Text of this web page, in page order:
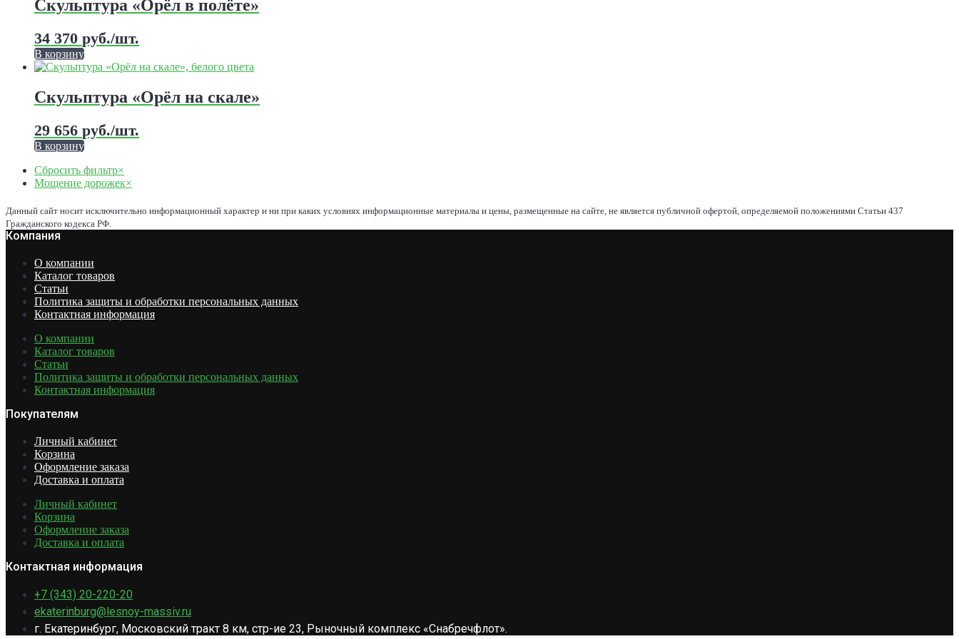
товара.
несколько
Опции
можно
выбрать
странице
товара.
Скульптура «Орёл в полёте»
34 370 руб./шт.
В корзину
Этот
имеет
несколько
Опции
можно
выбрать
на
странице
Скульптура «Орёл на скале»
29 656 руб./шт.
В корзину
товар
имеет
вариаций.
Опции
можно
на
странице
товара.
Сбросить фильтр×
Мощение дорожек×
Данный сайт носит исключительно информационный характер и ни при каких условиях информационные материалы и цены, размещенные на сайте, не является публичной офертой, определяемой положениями Статьи 437
Гражданского кодекса РФ.
Компания
О компании
Каталог товаров
Статьи
Политика защиты и обработки персональных данных
Контактная информация
О компании
Каталог товаров
Статьи
Политика защиты и обработки персональных данных
Контактная информация
Покупателям
Личный кабинет
Корзина
Оформление заказа
Доставка и оплата
Личный кабинет
Корзина
Оформление заказа
Доставка и оплата
Контактная информация
+7 (343) 20-220-20
ekaterinburg@lesnoy-massiv.ru
г. Екатеринбург, Московский тракт 8 км, стр-ие 23, Рыночный комплекс «Снабречфлот».